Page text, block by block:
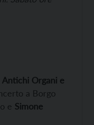
Antichi Organi e
a Borgo
e Simone